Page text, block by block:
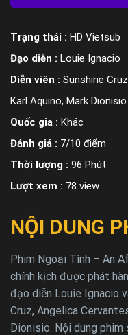
Trạng thái : HD Vietsub
Đạo diễn : Louie Ignacio
Diễn viên : Sunshine
Karl Aquino, Mark Dionisio
Quốc gia : Khác
Đánh giá : 7/10 điểm
Thời lượng : 96 Phút
Lượt xem : 78 view
NỘI DUNG
Phim Ngoại Tình – An
chính kịch được phát
đạo diễn Louie Ignacio
Cruz, Angelica
Dionisio. Nội dung